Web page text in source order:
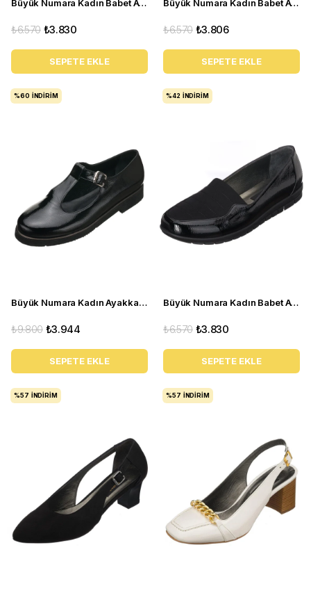
Büyük Numara Kadın Babet Ayakkabı N0609 Beyaz
₺3.830
₺6.570
SEPETE EKLE
Büyük Numara Kadın Babet Ayakkabı 1146-2 Bordo
₺3.806
₺6.570
SEPETE EKLE
Büyük Numara Kadın Ayakkabı Babet MYG2002 siyah R
₺3.944
₺9.800
SEPETE EKLE
%60 İNDIRIM
Büyük Numara Kadın Babet Ayakkabı DRL1123 Siyah
₺3.830
₺6.570
SEPETE EKLE
%42 İNDIRIM
%57 İNDIRIM %57 İNDIRIM